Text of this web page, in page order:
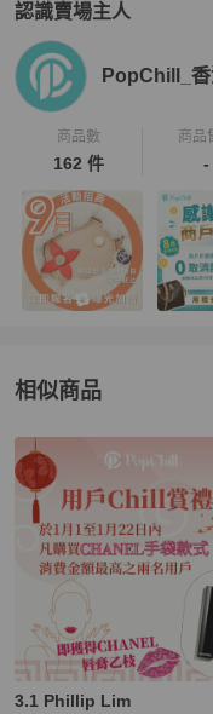
認識賣場主人
PopChill 拍拍圈嚴選賣
PopChill_
商品數
162 件
商品
-
相似商品
更多相似3.1 Phillip Lim
3.1 Phillip Lim